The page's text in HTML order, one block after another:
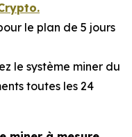
le plan de 5 jours
le système miner du
toutes les 24